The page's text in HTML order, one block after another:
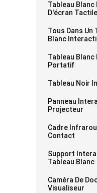
Tableau
D'écran
Tous Dans Un
Blanc
Tableau
Portatif
Tableau Noir
Panneau
Projecteur
Cadre
Contact
Support
Tableau Blanc
Caméra De
Visualiseur